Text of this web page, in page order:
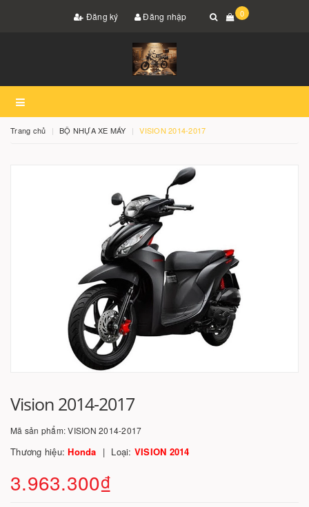
Đăng ký Đăng nhập 0
Trang chủ BỘ NHỰA XE MÁY VISION 2014-2017
Vision 2014-2017
Mã sản phẩm:VISION 2014-2017
Thương hiệu:Honda Loại: VISION 2014
3.963.300₫